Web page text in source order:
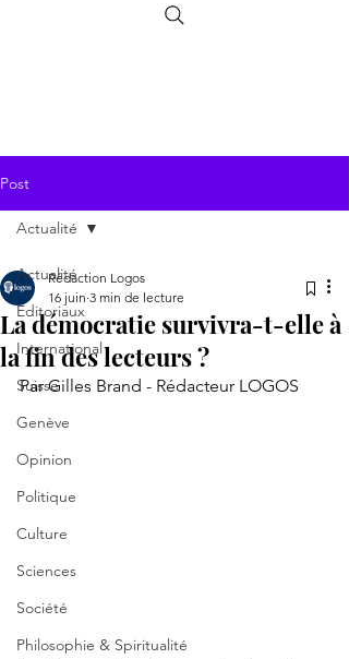
Post
Actualité
Editoriaux
International
Suisse
Genève
Opinion
Politique
Culture
Sciences
Société
Philosophie & Spiritualité
Actualité
La démocratie survivra-t-elle à
la fin des lecteurs ?
Rédaction Logos
16 juin 3 min de lecture
Par Gilles Brand - Rédacteur LOGOS